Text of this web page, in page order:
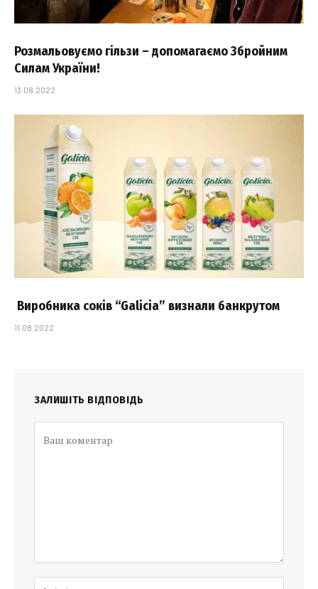
Розмальовуємо гільзи – допомагаємо Збройним
Силам України!
13.08.2022
Виробника соків “Galicia” визнали банкрутом
11.08.2022
ЗАЛИШІТЬ ВІДПОВІДЬ